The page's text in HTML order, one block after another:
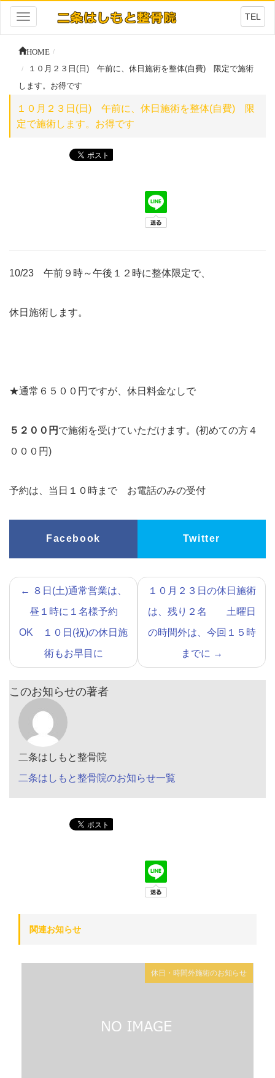
Toggle
navigation
TEL
HOME
１０月２３日(日) 午前に、休日施術を整体(自費) 限定で施術
します。お得です
１０月２３日(日) 午前に、休日施術を整体(自費) 限
定で施術します。お得です
10/23 午前９時～午後１２時に整体限定で、
休日施術します。
★通常６５００円ですが、休日料金なしで
５２００円 で施術を受けていただけます。(初めての方４
０００円)
予約は、当日１０時まで お電話のみの受付
Facebook Twitter
← ８日(土)通常営業は、
昼１時に１名様予約
OK １０日(祝)の休日施
術もお早目に
１０月２３日の休日施術
は、残り２名 土曜日
の時間外は、今回１５時
までに →
このお知らせの著者
二条はしもと整骨院
二条はしもと整骨院のお知らせ一覧
関連お知らせ
休日・時間外施術のお知らせ